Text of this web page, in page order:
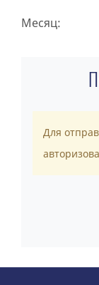
Месяц:
Для